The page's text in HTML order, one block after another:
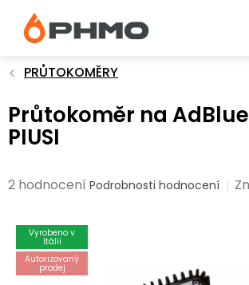
obsah
PRŮTOKOMĚRY
Průtokoměr na
PIUSI
Průměrné
5,0
2 hodnocení Podrobnosti hodnocení
Vyrobeno v
Itálii
Autorizovaný
prodej